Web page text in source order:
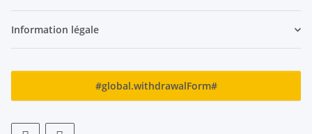
Information légale
#global.withdrawalForm#